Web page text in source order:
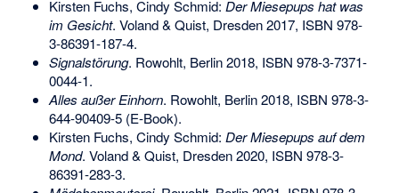
Kirsten Fuchs, Cindy Schmid: Der Miesepups hat was
im Gesicht. Voland & Quist, Dresden 2017, ISBN 978-
3-86391-187-4.
Signalstörung. Rowohlt, Berlin 2018, ISBN 978-3-7371-
0044-1.
Alles außer Einhorn. Rowohlt, Berlin 2018, ISBN 978-3-
644-90409-5(E-Book).
Kirsten Fuchs, Cindy Schmid: Der Miesepups auf dem
Mond. Voland & Quist, Dresden 2020, ISBN 978-3-
86391-283-3.